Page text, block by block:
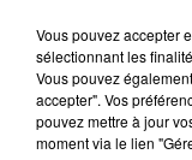
Vous pouvez accepter
sélectionnant les
Vous pouvez
accepter". Vos
pouvez mettre à jour
moment via le lien